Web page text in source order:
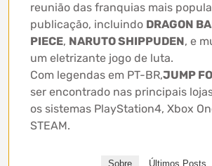
reunião das franquias mais
publicação, incluindo DRAGON
PIECE, NARUTO SHIPPUDEN, e
um eletrizante jogo de luta.
Com legendas em PT-BR,JUMP
ser encontrado nas principais
os sistemas PlayStation4, Xbox
STEAM.
Sobre Últimos Posts